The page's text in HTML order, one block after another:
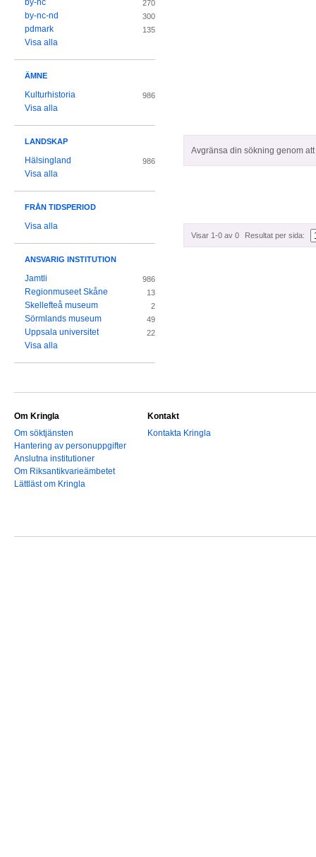
Avgränsa din sökning genom
Visar 1-0 av 0 Resultat per sida:
by-nc 270
by-nc-nd 300
pdmark 135
Visa alla
ÄMNE
Kulturhistoria 986
Visa alla
LANDSKAP
Hälsingland 986
Visa alla
FRÅN TIDSPERIOD
Visa alla
ANSVARIG INSTITUTION
Jamtli 986
Regionmuseet Skåne 13
Skellefteå museum 2
Sörmlands museum 49
Uppsala universitet 22
Visa alla
Om Kringla
Om söktjänsten
Hantering av personuppgifter
Anslutna institutioner
Om Riksantikvarieämbetet
Lättläst om Kringla
Kontakt
Kontakta Kringla